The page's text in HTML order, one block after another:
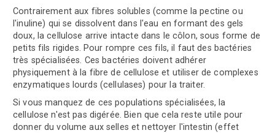
Contrairement aux fibres solubles (comme la pectine ou
l'inuline) qui se dissolvent dans l'eau en formant des gels
doux, la cellulose arrive intacte dans le côlon, sous forme de
petits fils rigides. Pour rompre ces fils, il faut des bactéries
très spécialisées. Ces bactéries doivent adhérer
physiquement à la fibre de cellulose et utiliser de complexes
enzymatiques lourds (cellulases) pour la traiter.
Si vous manquez de ces populations spécialisées, la
cellulose n'est pas digérée. Bien que cela reste utile pour
donner du volume aux selles et nettoyer l'intestin (effet